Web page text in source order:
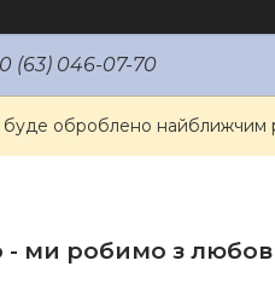
(63) 046-07-70
оброблено найближчим
ми робимо з